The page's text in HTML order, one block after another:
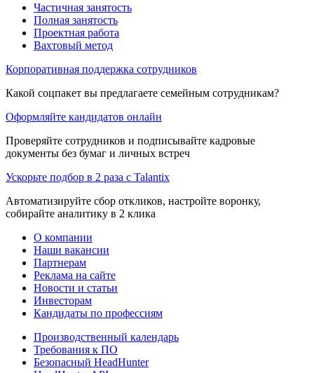
Частичная занятость
Полная занятость
Проектная работа
Вахтовый метод
Корпоративная поддержка сотрудников
Какой соцпакет вы предлагаете семейным сотрудникам?
Оформляйте кандидатов онлайн
Проверяйте сотрудников и подписывайте кадровые
документы без бумаг и личных встреч
Ускорьте подбор в 2 раза с Talantix
Автоматизируйте сбор откликов, настройте воронку,
собирайте аналитику в 2 клика
О компании
Наши вакансии
Партнерам
Реклама на сайте
Новости и статьи
Инвесторам
Кандидаты по профессиям
Производственный календарь
Требования к ПО
Безопасный HeadHunter